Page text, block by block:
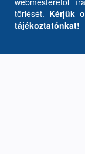
törlését. Kérjük
tájékoztatónkat!